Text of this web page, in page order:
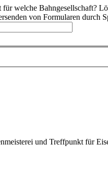
welche Bahngesellschaft?
von Formularen durch
und Treffpunkt für